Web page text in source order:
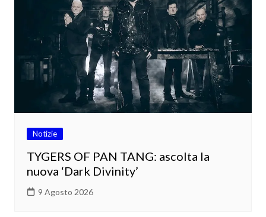
Notizie
TYGERS OF PAN TANG: ascolta la
nuova ‘Dark Divinity’
9 Agosto 2026